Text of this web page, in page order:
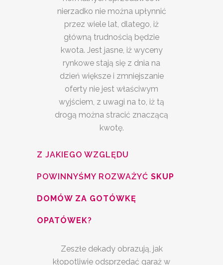
nierzadko nie można upłynnić
przez wiele lat, dlatego, iż
główną trudnością będzie
kwota. Jest jasne, iż wyceny
rynkowe stają się z dnia na
dzień większe i zmniejszanie
oferty nie jest właściwym
wyjściem, z uwagi na to, iż tą
drogą można stracić znaczącą
kwotę.
Z JAKIEGO WZGLĘDU
POWINNYŚMY ROZWAŻYĆ SKUP
DOMÓW ZA GOTÓWKĘ
OPATÓWEK?
Zeszłe dekady obrazują, jak
kłopotliwie odsprzedać garaż w